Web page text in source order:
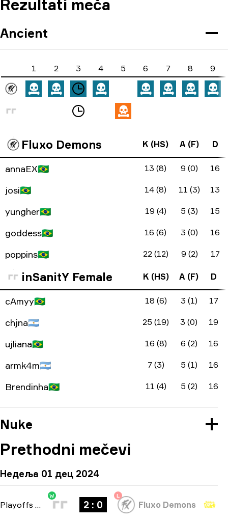
Rezultati meča
Ancient
1 2 3 4 5 6 7 8 9
Fluxo Demons K (HS) A (F) D
annaEX🇧🇷 13 (8) 9 (0) 16
josi🇧🇷 14 (8) 11 (3) 13
yungher🇧🇷 19 (4) 5 (3) 15
goddess🇧🇷 16 (6) 3 (0) 16
poppins🇧🇷 22 (12) 9 (2) 17
inSanitY Female K (HS) A (F) D
cAmyy🇧🇷 18 (6) 3 (1) 17
chjna🇦🇷 25 (19) 3 (0) 19
ujliana🇧🇷 16 (8) 6 (2) 16
armk4m🇦🇷 7 (3) 5 (1) 16
Brendinha🇧🇷 11 (4) 5 (2) 16
Nuke
Prethodni mečevi
Недеља 01 дец 2024
Playoffs bo3
W
2 : 0
L
Fluxo Demons